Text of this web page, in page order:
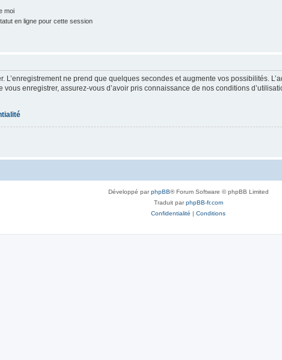
moi
en ligne pour cette session
L’enregistrement ne prend que quelques secondes et augmente vos possibilités.
enregistrer, assurez-vous d’avoir pris connaissance de nos conditions
Développé parphpBB® Forum Software © phpBB Limited
Traduit parphpBB-fr.com
Confidentialité | Conditions